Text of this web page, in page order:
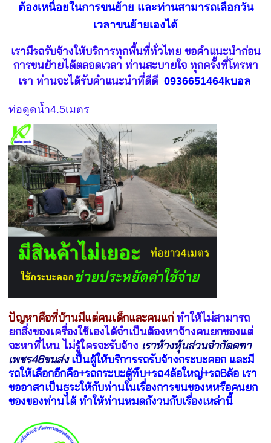
ต้องเหนื่อยในการขนย้าย และท่านสามารถเลือกวัน
เวลาขนย้ายเองได้
เรามีรถรับจ้างให้บริการทุกพื้นที่ทั่วไทย ขอคำแนะนำก่อน
การขนย้ายได้ตลอดเวลา ท่านสะบายใจ ทุกครั้งที่โทรหา
เรา ท่านจะได้รับคำแนะนำที่ดีดี 0936651464kบอล
ท่อดูดน้ำ4.5เมตร
ปัญหาคือที่บ้านมีแต่คนเด็กและคนแก่ทำให้ไม่สามารถ
ยกสิ่งของเครื่องใช้เองได้จำเป็นต้องหาจ้างคนยกของแต่
จะหาที่ไหน ไม่รู้ใครจะรับจ้าง เราห้างหุ้นส่วนจำกัดคฑา
เพชร46ขนส่งเป็นผู้ให้บริการรถรับจ้างกระบะคอก และมี
รถให้เลือกอีกคือ+รถกระบะตู้ทึบ+รถ4ล้อใหญ่+รถ6ล้อ เรา
ขออาสาเป็นธุระให้กับท่านในเรื่องการขนของหหรือคนยก
ของของท่านได้ ทำให้ท่านหมดกังวนกับเรื่องเหล่านี้